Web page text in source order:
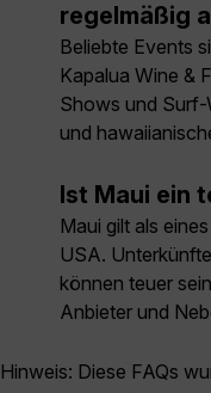
regelmäßig
Beliebte Events
Kapalua Wine &
Shows und
und
Ist Maui ein
Maui gilt als
USA.
können teuer
Anbieter und
Hinweis: Diese FAQs